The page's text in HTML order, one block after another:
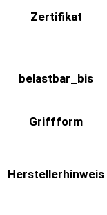
Zertifikat
belastbar_bis
Griffform
Herstellerhinweis